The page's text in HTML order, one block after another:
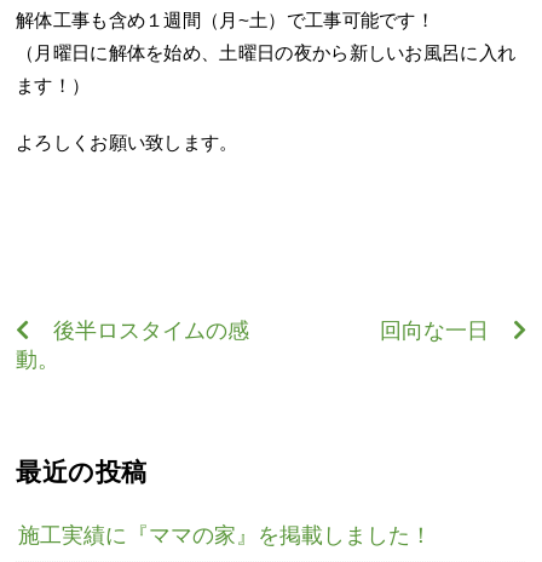
解体工事も含め１週間（月~土）で工事可能です！
（月曜日に解体を始め、土曜日の夜から新しいお風呂に入れ
ます！）
よろしくお願い致します。
後半ロスタイムの感
動。
回向な一日
最近の投稿
施工実績に『ママの家』を掲載しました！